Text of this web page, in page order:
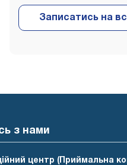
з нами
центр (Приймальна